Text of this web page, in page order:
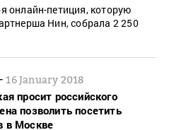
онлайн-петиция, которую
Нин, собрала 2 250
-16 January 2018
просит российского
позволить посетить
в Москве